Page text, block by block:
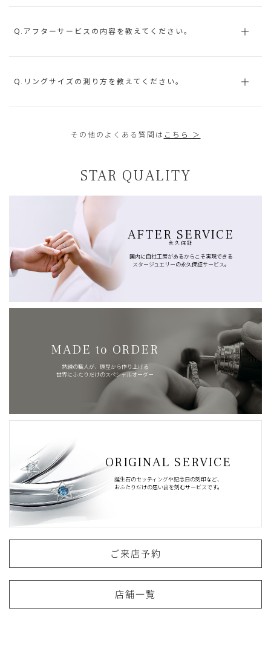
Q.アフターサービスの内容を教えてください。
Q.リングサイズの測り方を教えてください。
その他のよくある質問は こちら ＞
STAR QUALITY
AFTER SERVICE
永久保証
国内に自社工房があるからこそ実現できる
スタージュエリーの永久保証サービス。
MADE to ORDER
熟練の職人が、原型から作り上げる
世界にふたりだけのスペシャルオーダー
ORIGINAL SERVICE
誕生石のセッティングや記念日の刻印など、
おふたりだけの思い出を刻むサービスです。
ご来店予約
店舗一覧